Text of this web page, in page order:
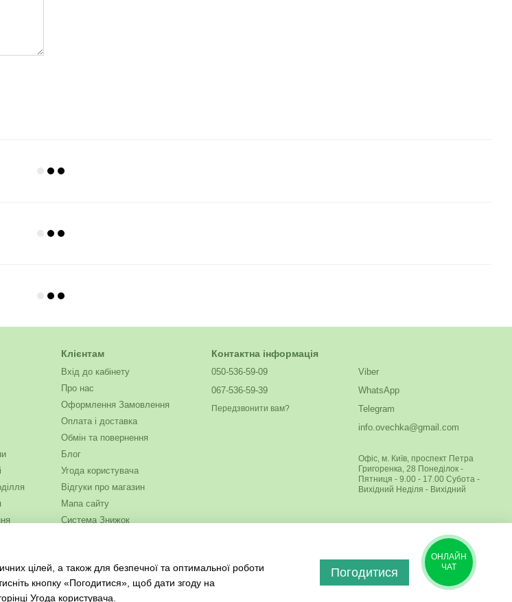
Клієнтам
Вхід до кабінету
Про нас
Оформлення Замовлення
Оплата і доставка
Обмін та повернення
Блог
Угода користувача
Відгуки про магазин
Мапа сайту
Система Знижок
Контактна інформація
050-536-59-09
067-536-59-39
Передзвонити вам?
Viber
WhatsApp
Telegram
info.ovechka@gmail.com
Офіс, м. Київ, проспект Петра
Григоренка, 28 Понеділок -
Пятниця - 9.00 - 17.00 Субота -
Вихідний Неділя - Вихідний
цілей, а також для безпечної та оптимальної роботи
кнопку «Погодитися», щоб дати згоду на
Угода користувача
Погодитися
ОНЛАЙН
ЧАТ